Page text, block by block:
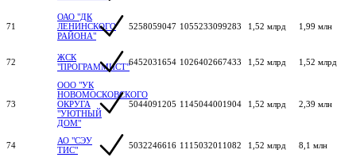
71
ОАО "ДК
ЛЕНИНСКОГО
РАЙОНА"
5258059047 1055233099283 1,52 млрд 1,99 млн
72
ЖСК
"ПРОГРАММИСТ"6452031654 1026402667433 1,52 млрд 1,52 млрд
73
ООО "УК
НОВОМОСКОВСКОГО
ОКРУГА
"УЮТНЫЙ
ДОМ"
5044091205 1145044001904 1,52 млрд 2,39 млн
74
АО "СЭУ
ТИС"
5032246616 1115032011082 1,52 млрд 8,1 млн